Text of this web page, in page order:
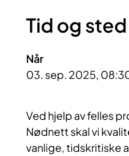
Tid og sted
Når
03. sep. 2025,
Ved hjelp av felles
Nødnett skal vi
vanlige, tidskritiske